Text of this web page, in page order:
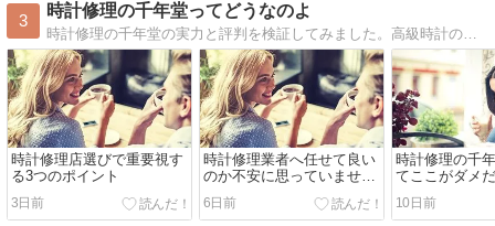
3
時計修理の千年堂ってどうなのよ
時計修理の千年堂の実力と評判を検証してみました。高級時計の修理でお悩みの際はぜひ参考にしてみてください！
時計修理店選びで重要視す
る3つのポイント
3日前
時計修理業者へ任せて良い
のか不安に思っていません
か？
6日前
時計修理の千
てここがダメ
について
10日前